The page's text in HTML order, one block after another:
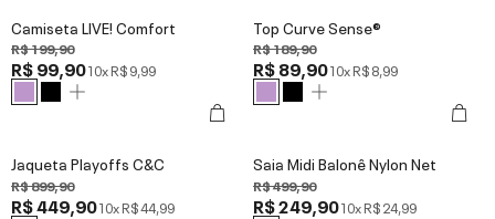
Camiseta LIVE! Comfort
R$ 199,90
R$ 99,9010xR$ 9,99
Top Curve Sense®
R$ 189,90
R$ 89,9010xR$ 8,99
Jaqueta Playoffs C&C
R$ 899,90
R$ 449,9010xR$ 44,99
Saia Midi Balonê Nylon Net
R$ 499,90
R$ 249,9010xR$ 24,99